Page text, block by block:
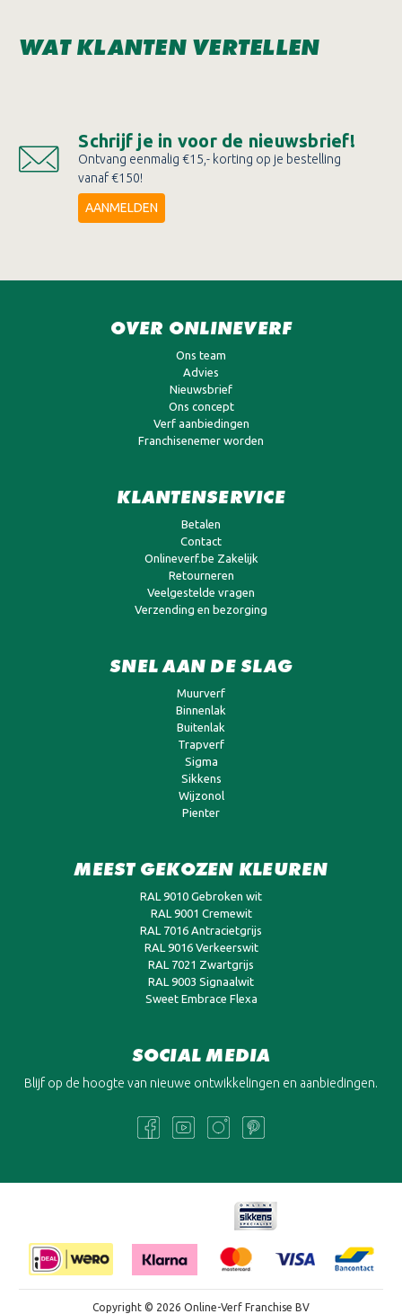
WAT KLANTEN VERTELLEN
Schrijf je in voor de nieuwsbrief!
Ontvang eenmalig €15,- korting op je bestelling
vanaf €150!
AANMELDEN
OVER ONLINEVERF
Ons team
Advies
Nieuwsbrief
Ons concept
Verf aanbiedingen
Franchisenemer worden
KLANTENSERVICE
Betalen
Contact
Onlineverf.be Zakelijk
Retourneren
Veelgestelde vragen
Verzending en bezorging
SNEL AAN DE SLAG
Muurverf
Binnenlak
Buitenlak
Trapverf
Sigma
Sikkens
Wijzonol
Pienter
MEEST GEKOZEN KLEUREN
RAL 9010 Gebroken wit
RAL 9001 Cremewit
RAL 7016 Antracietgrijs
RAL 9016 Verkeerswit
RAL 7021 Zwartgrijs
RAL 9003 Signaalwit
Sweet Embrace Flexa
SOCIAL MEDIA
Blijf op de hoogte van nieuwe ontwikkelingen en aanbiedingen.
Copyright © 2026 Online-Verf Franchise BV